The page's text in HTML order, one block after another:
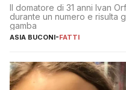
Il domatore di 31 anni Ivan
durante un numero e risulta
gamba
ASIA BUCONI-FATTI